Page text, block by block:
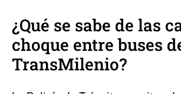
¿Qué se sabe de las
choque entre buses
TransMilenio?